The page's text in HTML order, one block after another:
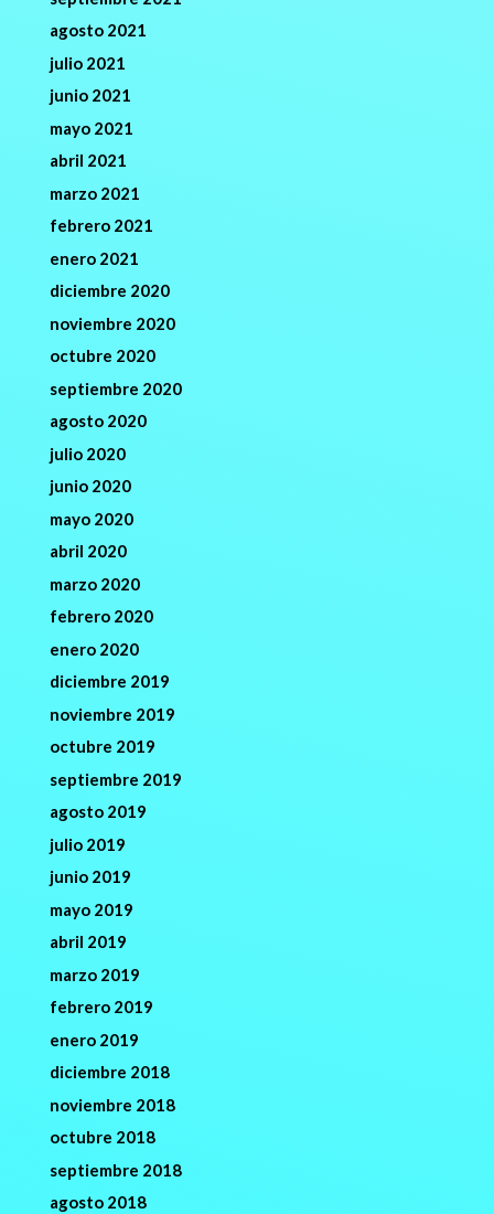
agosto 2021
julio 2021
junio 2021
mayo 2021
abril 2021
marzo 2021
febrero 2021
enero 2021
diciembre 2020
noviembre 2020
octubre 2020
septiembre 2020
agosto 2020
julio 2020
junio 2020
mayo 2020
abril 2020
marzo 2020
febrero 2020
enero 2020
diciembre 2019
noviembre 2019
octubre 2019
septiembre 2019
agosto 2019
julio 2019
junio 2019
mayo 2019
abril 2019
marzo 2019
febrero 2019
enero 2019
diciembre 2018
noviembre 2018
octubre 2018
septiembre 2018
agosto 2018